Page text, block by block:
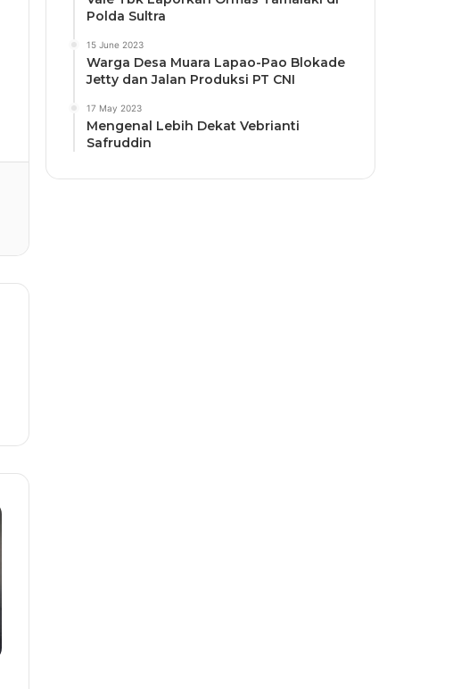
Polda Sultra
15 June 2023
Warga Desa Muara Lapao-Pao Blokade
Jetty dan Jalan Produksi PT CNI
17 May 2023
Mengenal Lebih Dekat Vebrianti
Safruddin